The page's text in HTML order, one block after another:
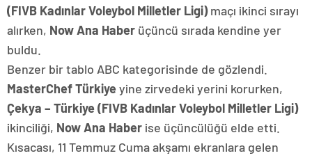
(FIVB Kadınlar Voleybol Milletler Ligi)maçı ikinci sırayı
alırken, Now Ana Haber üçüncü sırada kendine yer
buldu.
Benzer bir tablo ABC kategorisinde de gözlendi.
MasterChef Türkiyeyine zirvedeki yerini korurken,
Çekya – Türkiye (FIVB Kadınlar Voleybol Milletler Ligi)
ikinciliği, Now Ana Haber ise üçüncülüğü elde etti.
Kısacası, 11 Temmuz Cuma akşamı ekranlara gelen